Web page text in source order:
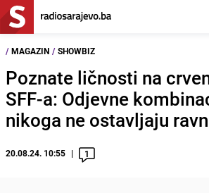
/ MAGAZIN / SHOWBIZ
Poznate ličnosti na
SFF-a: Odjevne
nikoga ne ostavljaju
20.08.24. 10:55 1